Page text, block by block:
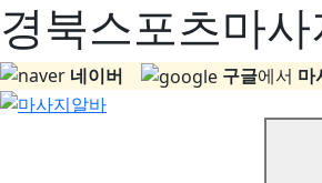
경북스포츠마
네이버 구글에서 마